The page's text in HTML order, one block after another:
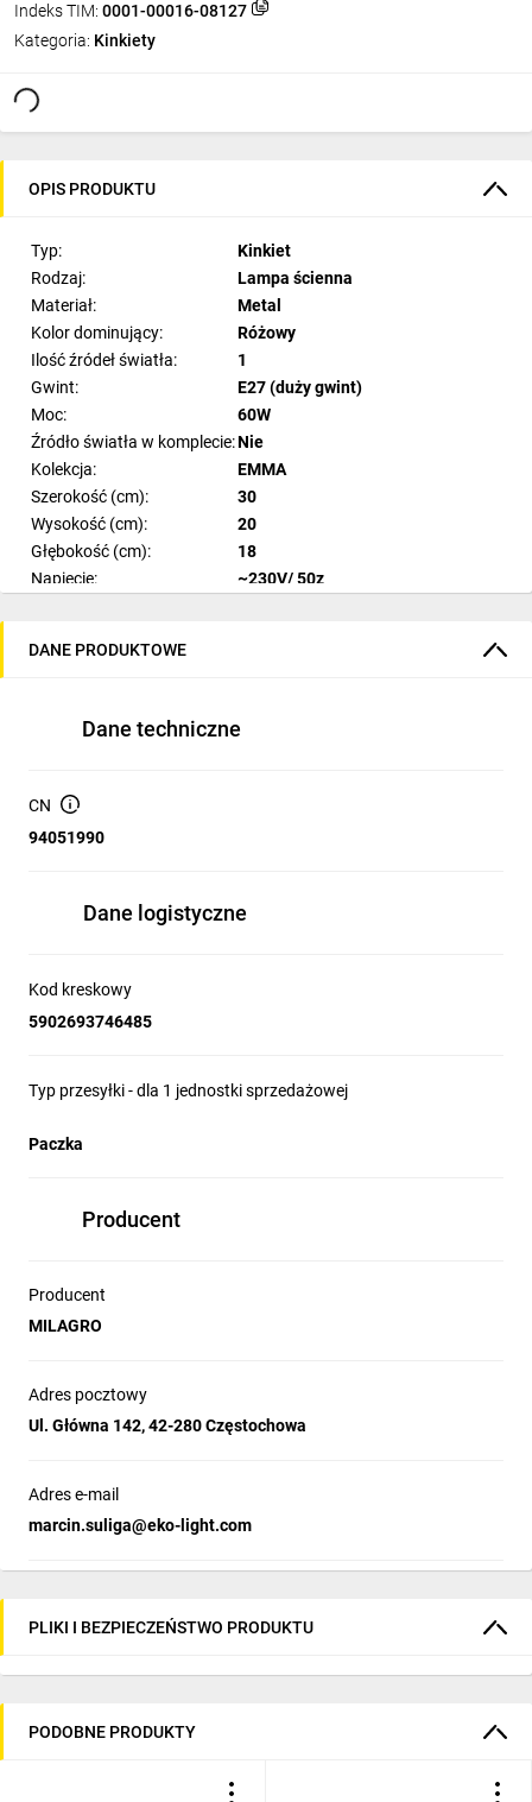
Indeks TIM: 0001-00016-08127
Kategoria: Kinkiety
OPIS PRODUKTU
Typ:
Kinkiet
Rodzaj:
Lampa ścienna
Materiał:
Metal
Kolor dominujący:
Różowy
Ilość źródeł światła:
1
Gwint:
E27 (duży gwint)
Moc:
60W
Źródło światła w komplecie:Nie
Kolekcja:
EMMA
Szerokość (cm):
30
Wysokość (cm):
20
Głębokość (cm):
18
Napięcie:
~230V/ 50z
Wymiary opakowania (cm):
DANE PRODUKTOWE
Dane techniczne
CN
94051990
Dane logistyczne
Kod kreskowy
5902693746485
Typ przesyłki - dla 1 jednostki sprzedażowej
Paczka
Producent
Producent
MILAGRO
Adres pocztowy
Ul. Główna 142, 42-280 Częstochowa
Adres e-mail
marcin.suliga@eko-light.com
PLIKI I BEZPIECZEŃSTWO PRODUKTU
PODOBNE PRODUKTY